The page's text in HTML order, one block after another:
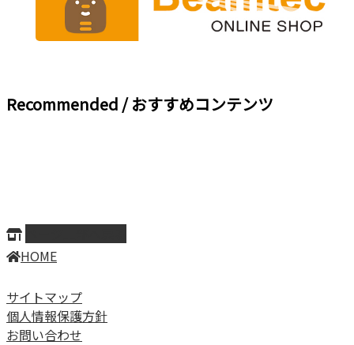
Recommended / おすすめコンテンツ
HOME
サイトマップ
個人情報保護方針
お問い合わせ